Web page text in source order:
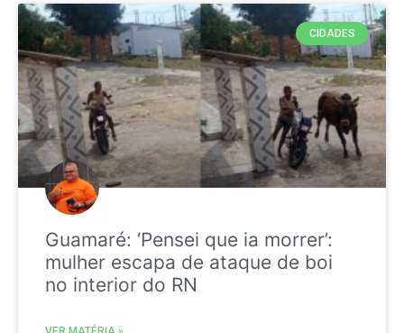
CIDADES
Guamaré: ‘Pensei que ia morrer’:
mulher escapa de ataque de boi
no interior do RN